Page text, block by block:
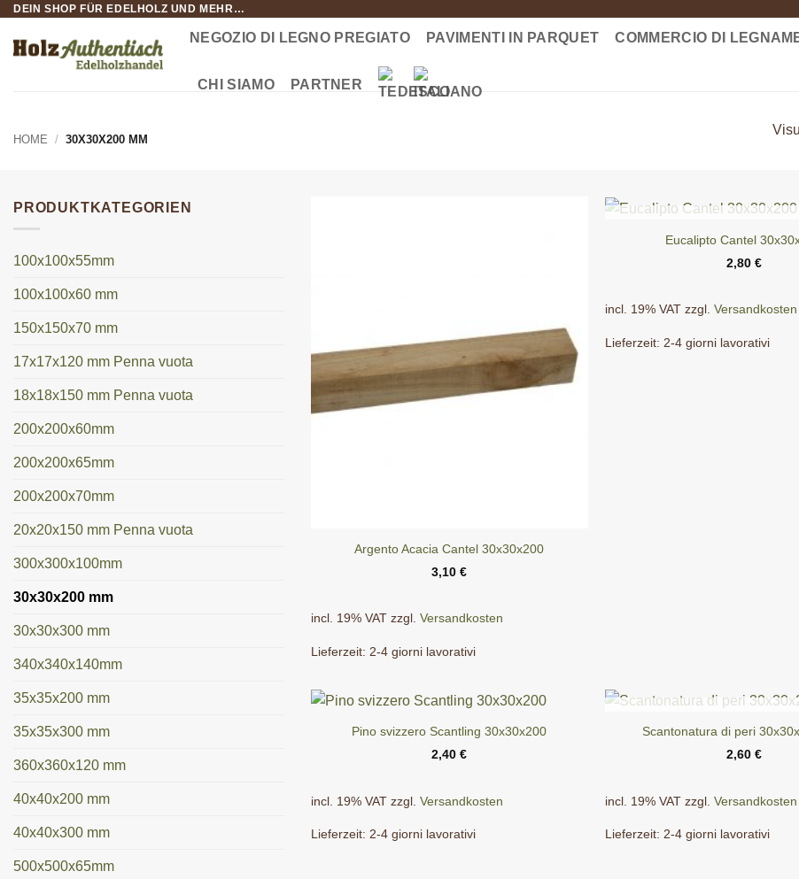
Salta
contenuti
DEIN SHOP FÜR EDELHOLZ UND MEHR…
NEGOZIO DI LEGNO PREGIATO PAVIMENTI IN PARQUET COMMERCIO DI
CHI SIAMO PARTNER
HOME / 30X30X200 MM
PRODUKTKATEGORIEN
100x100x55mm
100x100x60 mm
150x150x70 mm
17x17x120 mm Penna vuota
18x18x150 mm Penna vuota
200x200x60mm
200x200x65mm
200x200x70mm
20x20x150 mm Penna vuota
300x300x100mm
30x30x200 mm
30x30x300 mm
340x340x140mm
35x35x200 mm
35x35x300 mm
360x360x120 mm
40x40x200 mm
40x40x300 mm
500x500x65mm
Argento Acacia Cantel 30x30x200
3,10€
incl. 19% VAT zzgl. Versandkosten
Lieferzeit: 2-4 giorni lavorativi
ESAURITO
Eucalipto Cantel
2,80 €
incl. 19% VAT zzgl.Versandkosten
Lieferzeit: 2-4 giorni lavorativi
Pino svizzero Scantling 30x30x200
2,40€
incl. 19% VAT zzgl. Versandkosten
Lieferzeit: 2-4 giorni lavorativi
ESAURITO
Scantonatura di peri
2,60 €
incl. 19% VAT zzgl.Versandkosten
Lieferzeit: 2-4 giorni lavorativi